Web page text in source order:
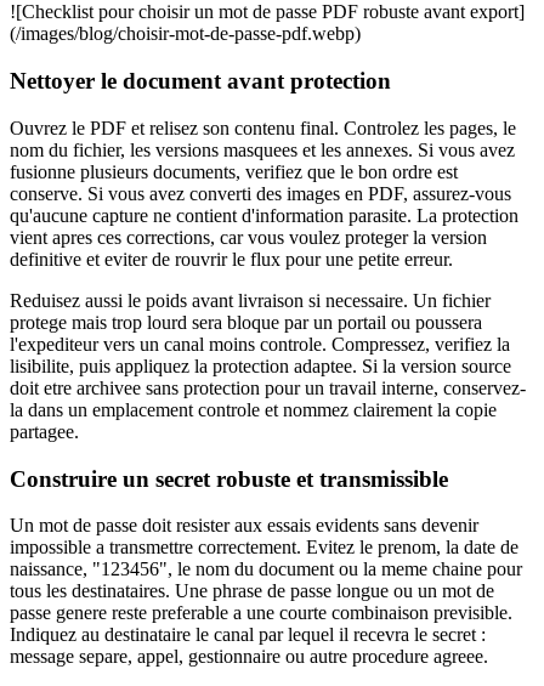
![Checklist pour choisir un mot de passe PDF robuste avant export]
(/images/blog/choisir-mot-de-passe-pdf.webp)
Nettoyer le document avant protection
Ouvrez le PDF et relisez son contenu final. Controlez les pages, le
nom du fichier, les versions masquees et les annexes. Si vous avez
fusionne plusieurs documents, verifiez que le bon ordre est
conserve. Si vous avez converti des images en PDF, assurez-vous
qu'aucune capture ne contient d'information parasite. La protection
vient apres ces corrections, car vous voulez proteger la version
definitive et eviter de rouvrir le flux pour une petite erreur.
Reduisez aussi le poids avant livraison si necessaire. Un fichier
protege mais trop lourd sera bloque par un portail ou poussera
l'expediteur vers un canal moins controle. Compressez, verifiez la
lisibilite, puis appliquez la protection adaptee. Si la version source
doit etre archivee sans protection pour un travail interne, conservez-
la dans un emplacement controle et nommez clairement la copie
partagee.
Construire un secret robuste et transmissible
Un mot de passe doit resister aux essais evidents sans devenir
impossible a transmettre correctement. Evitez le prenom, la date de
naissance, "123456", le nom du document ou la meme chaine pour
tous les destinataires. Une phrase de passe longue ou un mot de
passe genere reste preferable a une courte combinaison previsible.
Indiquez au destinataire le canal par lequel il recevra le secret :
message separe, appel, gestionnaire ou autre procedure agreee.